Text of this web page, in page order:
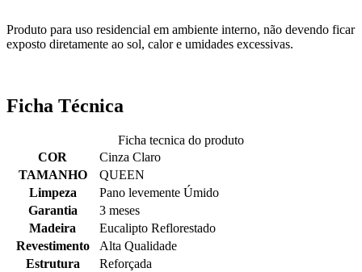
Produto para uso residencial em ambiente interno, não devendo ficar
exposto diretamente ao sol, calor e umidades excessivas.
Ficha Técnica
Ficha tecnica do produto
COR
Cinza Claro
TAMANHO
QUEEN
Limpeza
Pano levemente Úmido
Garantia
3 meses
Madeira
Eucalipto Reflorestado
Revestimento
Alta Qualidade
Estrutura
Reforçada